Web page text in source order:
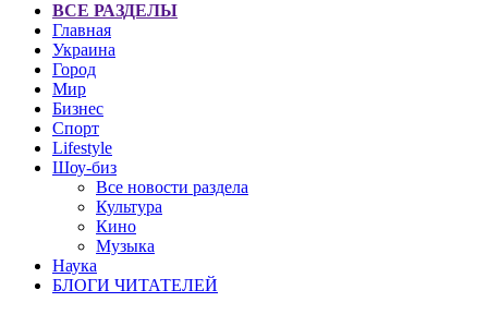
ВСЕ РАЗДЕЛЫ
Главная
Украина
Город
Мир
Бизнес
Спорт
Lifestyle
Шоу-биз
Все новости раздела
Культура
Кино
Музыка
Наука
БЛОГИ ЧИТАТЕЛЕЙ